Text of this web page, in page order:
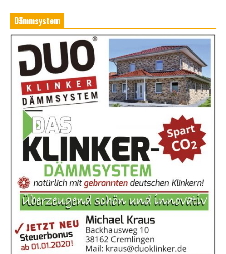
Dämmsystem